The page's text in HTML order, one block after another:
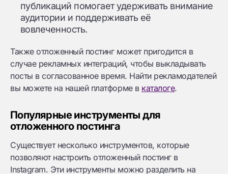
публикаций помогает удерживать внимание
аудитории и поддерживать её
вовлеченность.
Также отложенный постинг может пригодится в
случае рекламных интеграций, чтобы выкладывать
посты в согласованное время. Найти рекламодателей
вы можете на нашей платформе в каталоге.
Популярные инструменты для
отложенного постинга
Существует несколько инструментов, которые
позволяют настроить отложенный постинг в
Instagram. Эти инструменты можно разделить на